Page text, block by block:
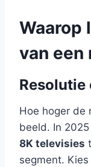
Waarop
van een
Hoe hoger de
beeld. In 2025
8K televisies
segment.